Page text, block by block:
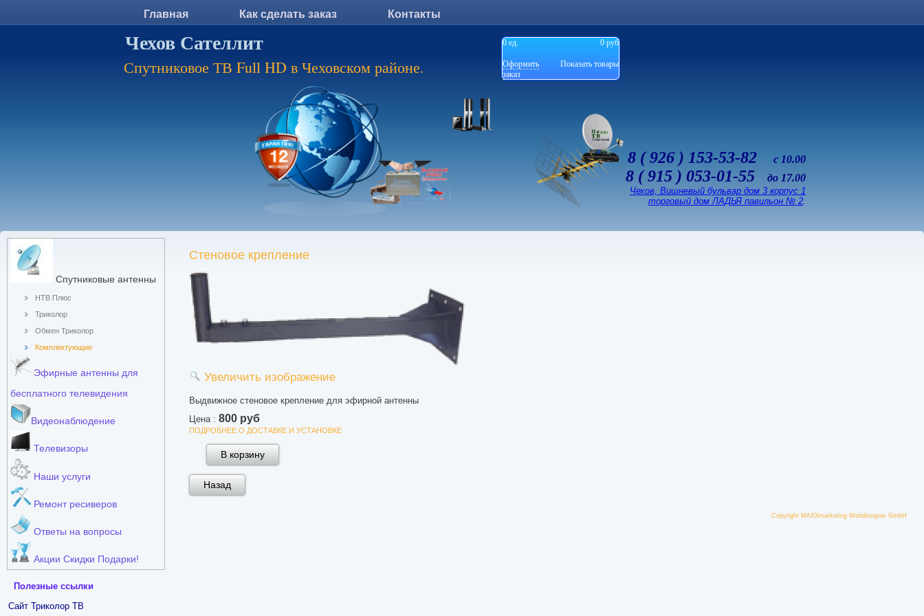
Главная Как сделать заказ Контакты
8 ( 926 ) 153-53-82 с 10.00
8 ( 915 ) 053-01-55 до 17.00
Чехов, Вишневый бульвар дом 3 корпус 1
торговый дом ЛАДЬЯ павильон № 2.
0 ед. 0 руб
Оформить
заказ
Показать товары
Чехов Сателлит
Спутниковое ТВ Full HD в Чеховском районе.
Спутниковые антенны
НТВ Плюс
Триколор
Обмен Триколор
Комплектующие
Эфирные антенны для
бесплатного телевидения
Видеонаблюдение
Телевизоры
Наши услуги
Ремонт ресиверов
Ответы на вопросы
Акции Скидки Подарки!
Полезные ссылки
Сайт Триколор ТВ
Стеновое крепление
Увеличить изображение
Выдвижное стеновое крепление для эфирной антенны
Цена : 800 руб
ПОДРОБНЕЕ О ДОСТАВКЕ И УСТАНОВКЕ
Copyright MAXXmarketing Webdesigner GmbH